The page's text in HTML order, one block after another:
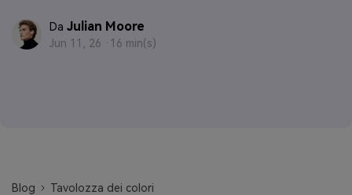
Da Julian Moore
Jun 11, 26 · 16 min(s)
Blog
Tavolozza dei colori